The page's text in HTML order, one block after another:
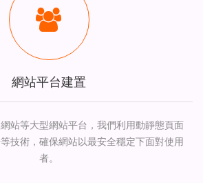
網站平台建置
站等大型網站平台，我們利用動靜態頁面
技術，確保網站以最安全穩定下面對使用
者。